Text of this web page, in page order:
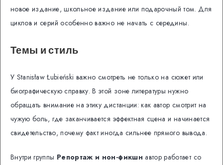
новое издание, школьное издание или подарочный том. Для
циклов и серий особенно важно не начать с середины.
Темы и стиль
У Stanisław Łubieński важно смотреть не только на сюжет или
биографическую справку. В этой зоне литературы нужно
обращать внимание на этику дистанции: как автор смотрит на
чужую боль, где заканчивается эффектная сцена и начинается
свидетельство, почему факт иногда сильнее прямого вывода.
Внутри группы Репортаж и нон-фикшн автор работает со